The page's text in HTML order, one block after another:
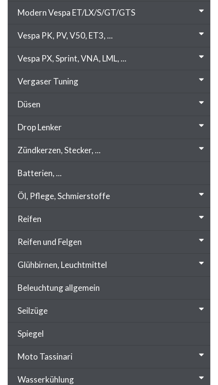
Modern Vespa ET/LX/S/GT/GTS
Vespa PK, PV, V50, ET3, ...
Vespa PX, Sprint, VNA, LML, ...
Vergaser Tuning
Düsen
Drop Lenker
Zündkerzen, Stecker, ...
Batterien, ...
Öl, Pflege, Schmierstoffe
Reifen
Reifen und Felgen
Glühbirnen, Leuchtmittel
Beleuchtung allgemein
Seilzüge
Spiegel
Moto Tassinari
Wasserkühlung